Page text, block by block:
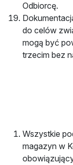
Odbiorcę.
do celów
mogą być
trzecim bez
Wszystkie
magazyn w